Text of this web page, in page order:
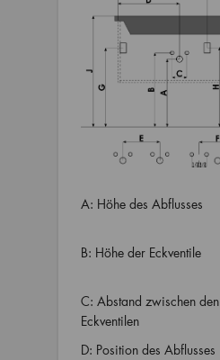
A: Höhe des Abflusses
B: Höhe der Eckventile
C: Abstand zwischen den
Eckventilen
D: Position des Abflusses